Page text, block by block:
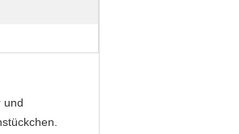
und